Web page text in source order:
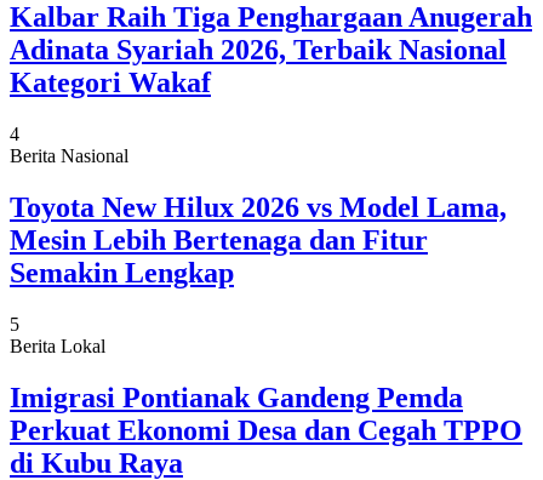
Kalbar Raih Tiga Penghargaan Anugerah
Adinata Syariah 2026, Terbaik Nasional
Kategori Wakaf
4
Berita Nasional
Toyota New Hilux 2026 vs Model Lama,
Mesin Lebih Bertenaga dan Fitur
Semakin Lengkap
5
Berita Lokal
Imigrasi Pontianak Gandeng Pemda
Perkuat Ekonomi Desa dan Cegah TPPO
di Kubu Raya